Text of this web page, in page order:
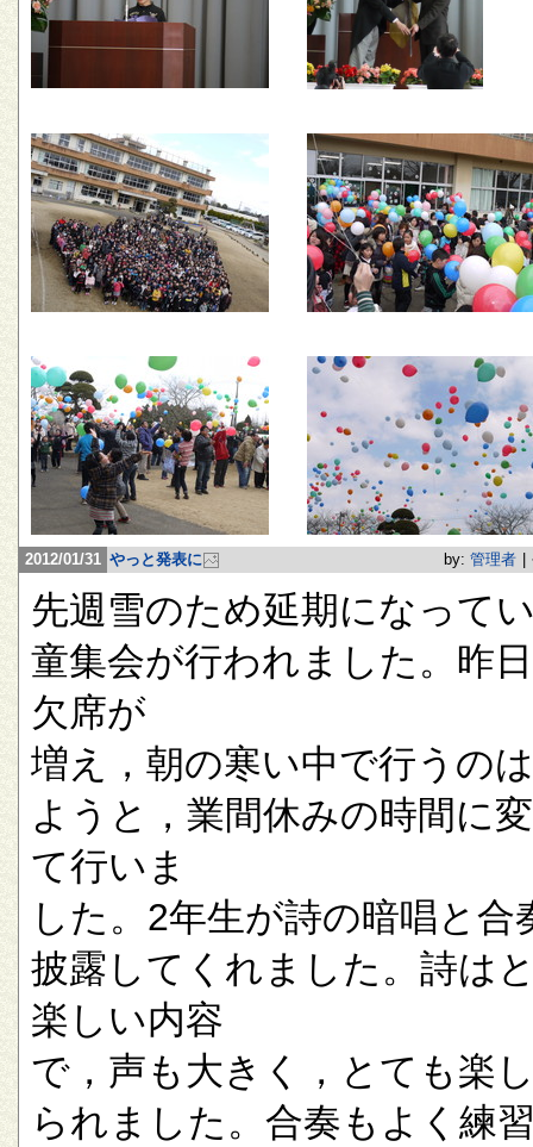
2012/01/31 やっと発表に by: 管理者
先週雪のため延期になって
童集会が行われました。昨
欠席が
増え，朝の寒い中で行うの
ようと，業間休みの時間に
て行いま
した。2年生が詩の暗唱と合
披露してくれました。詩は
楽しい内容
で，声も大きく，とても楽
られました。合奏もよく練